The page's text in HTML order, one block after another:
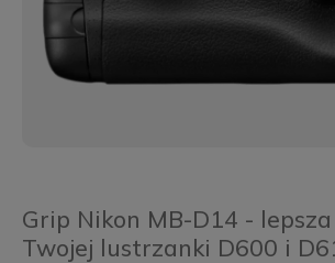
Grip Nikon MB-D14 -
Twojej lustrzanki D600 i